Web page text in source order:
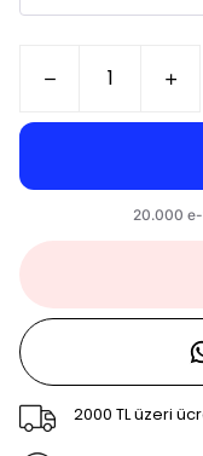
2000 TL üzeri